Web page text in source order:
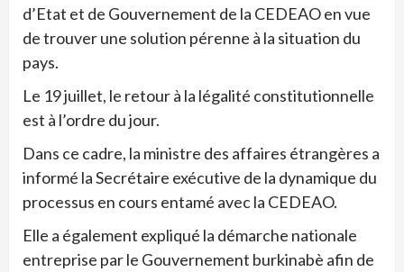
d’Etat et de Gouvernement de la CEDEAO en vue
de trouver une solution pérenne à la situation du
pays.
Le 19 juillet, le retour à la légalité constitutionnelle
est à l’ordre du jour.
Dans ce cadre, la ministre des affaires étrangères a
informé la Secrétaire exécutive de la dynamique du
processus en cours entamé avec la CEDEAO.
Elle a également expliqué la démarche nationale
entreprise par le Gouvernement burkinabè afin de